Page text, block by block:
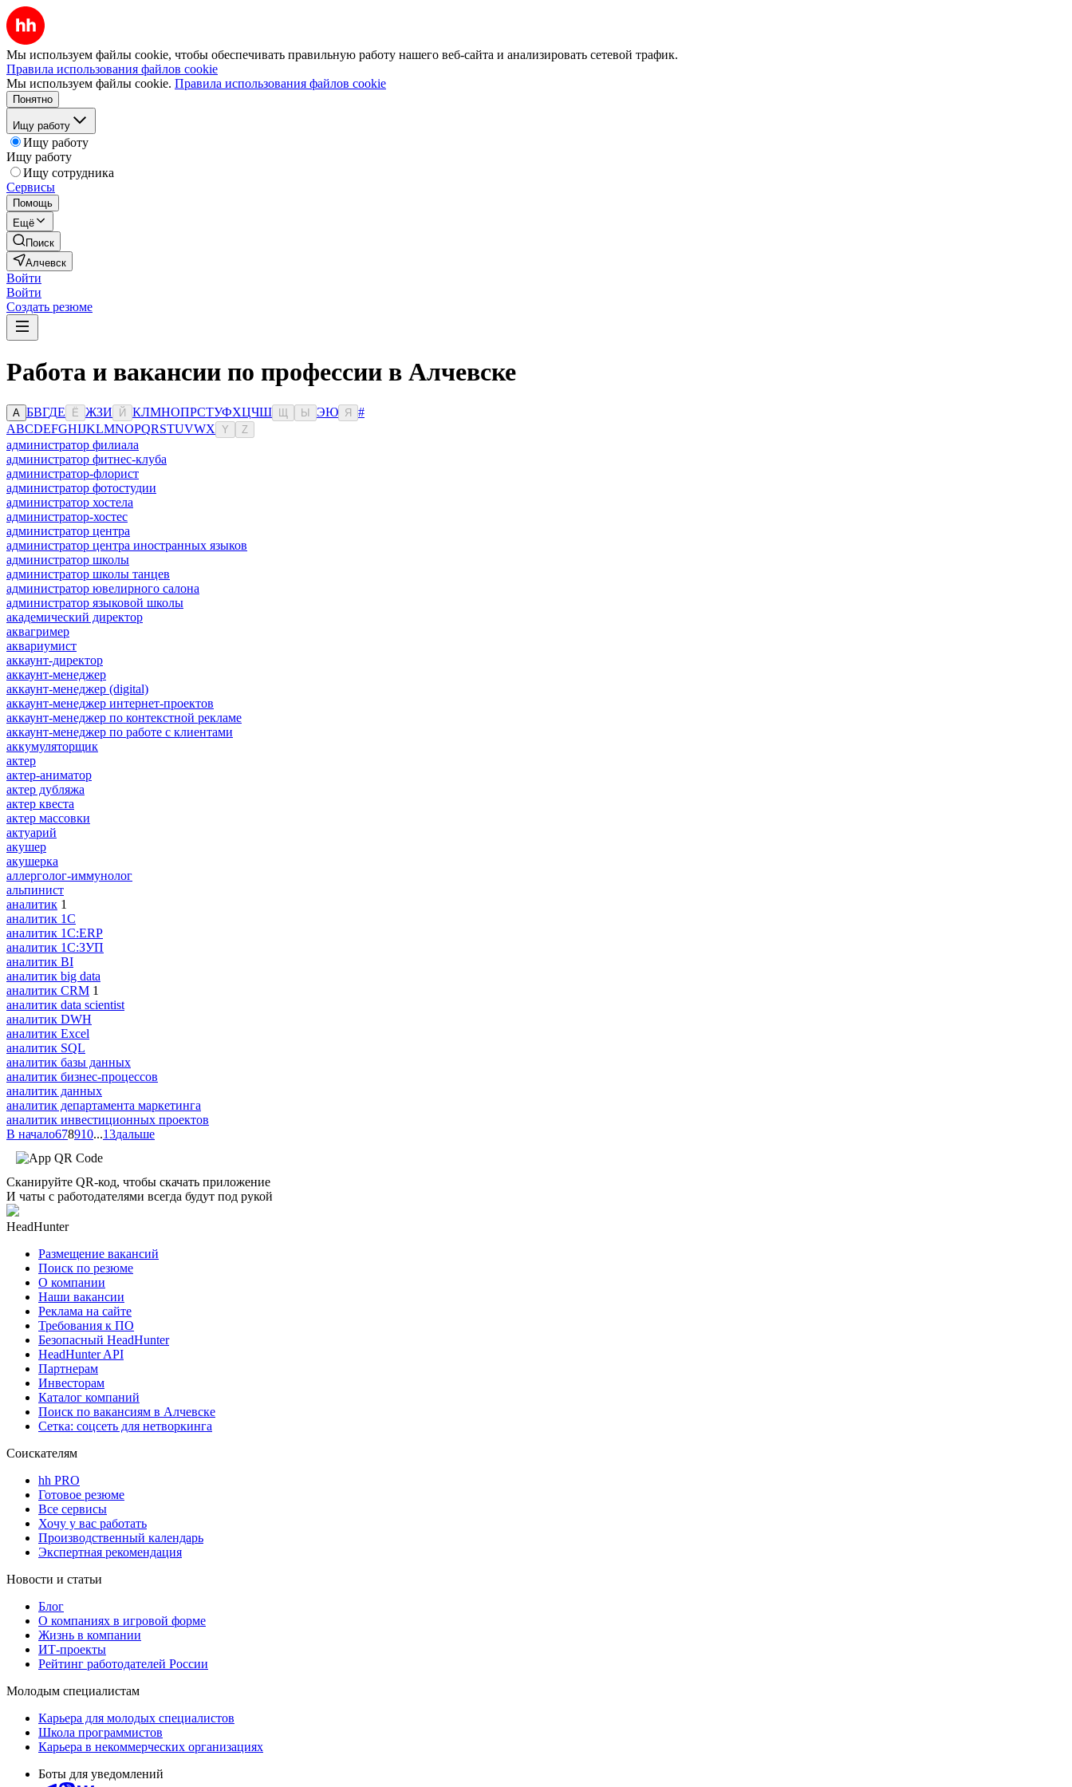
Мы используем файлы cookie, чтобы обеспечивать правильную работу нашего веб-сайта и анализировать сетевой трафик.
Правила использования файлов cookie
Мы используем файлы cookie. Правила использования файлов cookie
Понятно
Ищу работу
Ищу работу
Ищу работу
Ищу сотрудника
Сервисы
Помощь
Ещё
Поиск
Алчевск
Войти
Войти
Создать резюме
Работа и вакансии по профессии в Алчевске
А БВГДЕ Ё ЖЗИ Й КЛМНОПРСТУФХЦЧШ Ы ЭЮ Я
#
ABCDEFGHIJKLMNOPQRSTUVWX Y Z
администратор филиала
администратор фитнес-клуба
администратор-флорист
администратор фотостудии
администратор хостела
администратор-хостес
администратор центра
администратор центра иностранных языков
администратор школы
администратор школы танцев
администратор ювелирного салона
администратор языковой школы
академический директор
аквагример
аквариумист
аккаунт-директор
аккаунт-менеджер
аккаунт-менеджер (digital)
аккаунт-менеджер интернет-проектов
аккаунт-менеджер по контекстной рекламе
аккаунт-менеджер по работе с клиентами
аккумуляторщик
актер
актер-аниматор
актер дубляжа
актер квеста
актер массовки
актуарий
акушер
акушерка
аллерголог-иммунолог
альпинист
аналитик 1
аналитик 1C
аналитик 1С:ERP
аналитик 1С:ЗУП
аналитик BI
аналитик big data
аналитик CRM 1
аналитик data scientist
аналитик DWH
аналитик Excel
аналитик SQL
аналитик базы данных
аналитик бизнес-процессов
аналитик данных
аналитик департамента маркетинга
аналитик инвестиционных проектов
В начало678910...13дальше
Сканируйте QR-код, чтобы скачать приложение
И чаты с работодателями всегда будут под рукой
HeadHunter
Размещение вакансий
Поиск по резюме
О компании
Наши вакансии
Реклама на сайте
Требования к ПО
Безопасный HeadHunter
HeadHunter API
Партнерам
Инвесторам
Каталог компаний
Поиск по вакансиям в Алчевске
Сетка: соцсеть для нетворкинга
Соискателям
hh PRO
Готовое резюме
Все сервисы
Хочу у вас работать
Производственный календарь
Экспертная рекомендация
Новости и статьи
Блог
О компаниях в игровой форме
Жизнь в компании
ИТ-проекты
Рейтинг работодателей России
Молодым специалистам
Карьера для молодых специалистов
Школа программистов
Карьера в некоммерческих организациях
Боты для уведомлений